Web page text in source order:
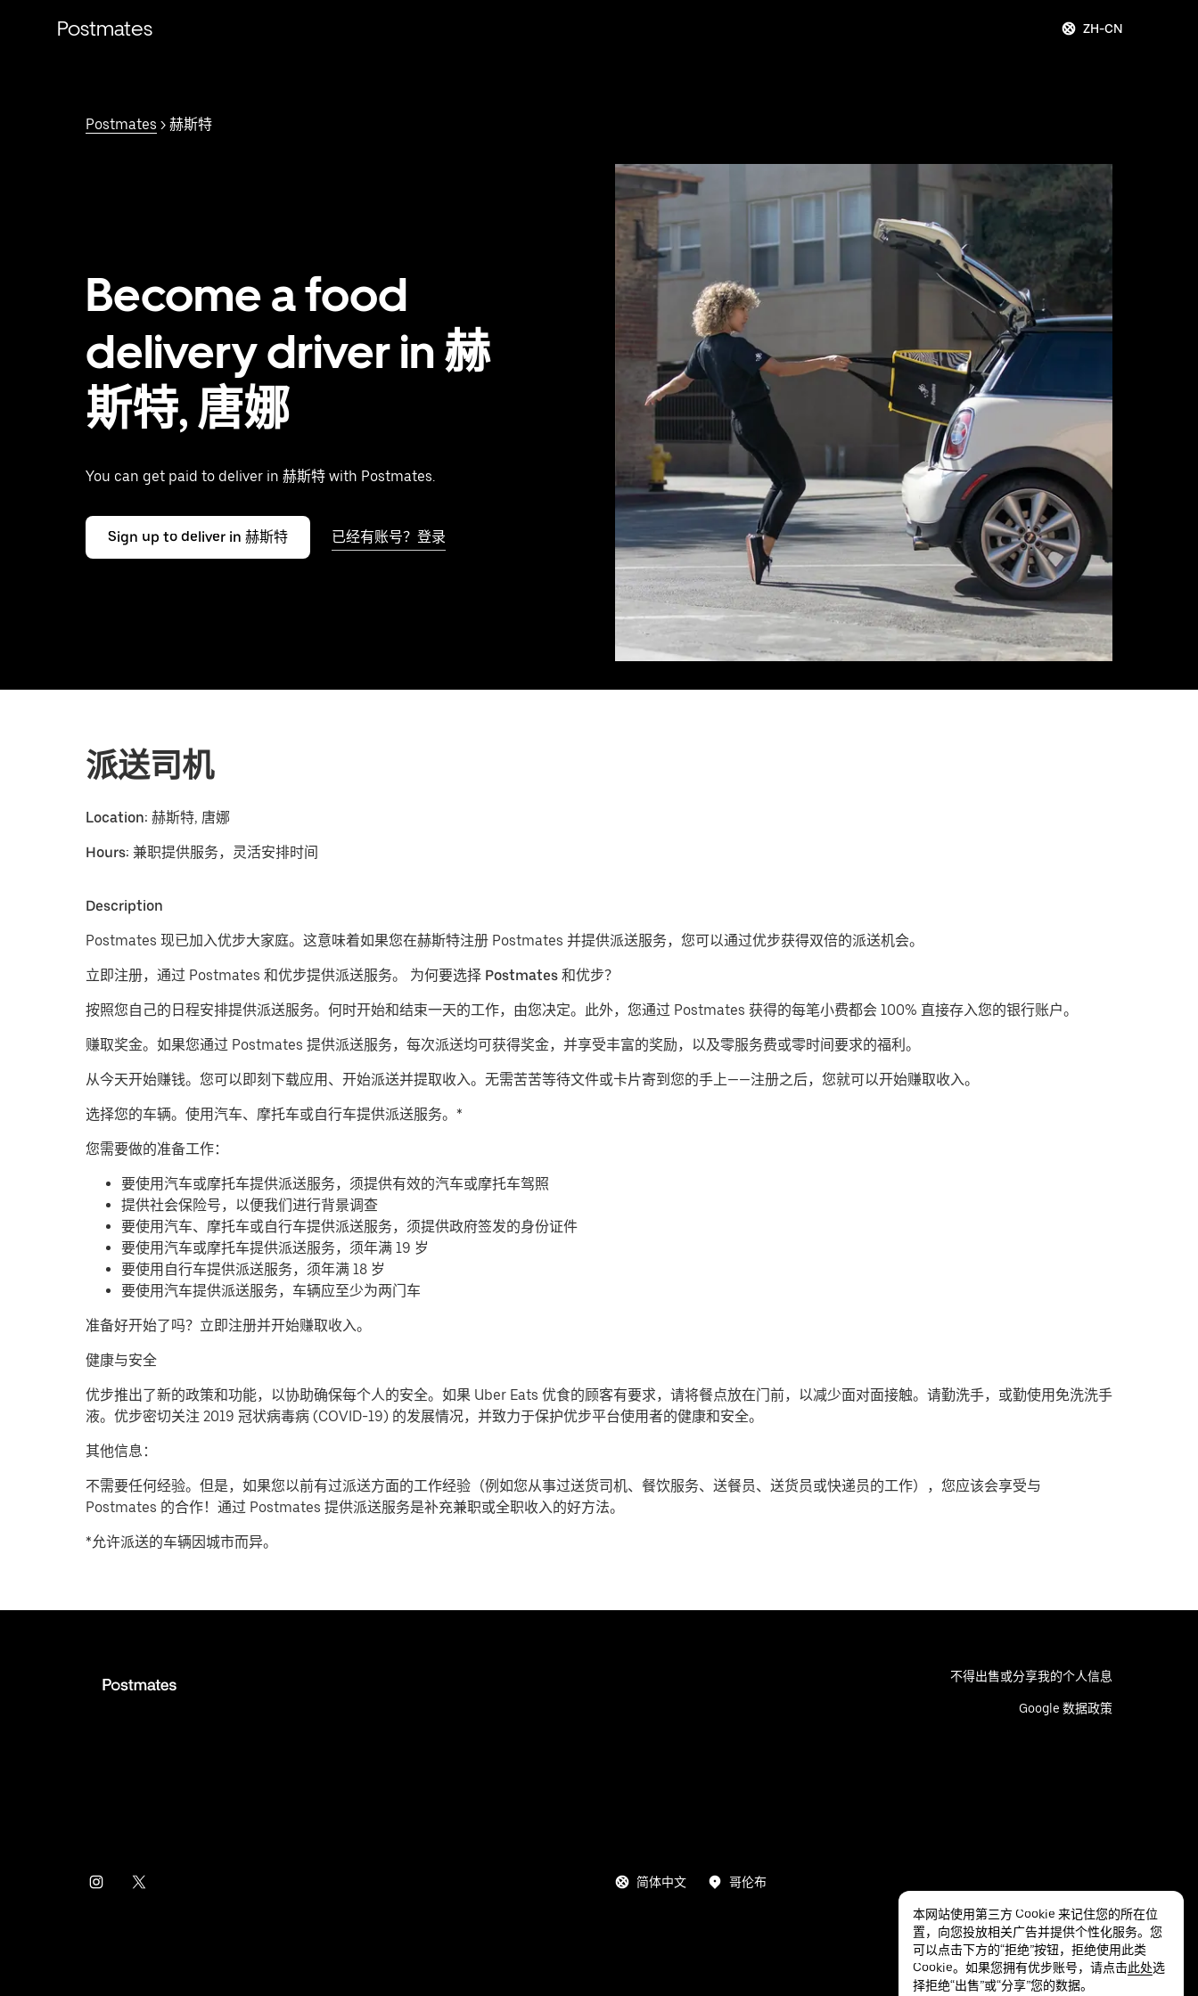
Postmates ZH-CN
Postmates > 赫斯特
Become a food
delivery driver in 赫
斯特, 唐娜
You can get paid to deliver in 赫斯特 with Postmates.
Sign up to deliver in 赫斯特 已经有账号？登录
派送司机
Location: 赫斯特, 唐娜
Hours: 兼职提供服务，灵活安排时间
Description
Postmates 现已加入优步大家庭。这意味着如果您在赫斯特注册 Postmates 并提供派送服务，您可以通过优步获得双倍的派送机会。
立即注册，通过 Postmates 和优步提供派送服务。 为何要选择 Postmates 和优步？
按照您自己的日程安排提供派送服务。 何时开始和结束一天的工作，由您决定。此外，您通过 Postmates 获得的每笔小费都会 100% 直接存入您的银行账户。
赚取奖金。 如果您通过 Postmates 提供派送服务，每次派送均可获得奖金，并享受丰富的奖励，以及零服务费或零时间要求的福利。
从今天开始赚钱。 您可以即刻下载应用、开始派送并提取收入。无需苦苦等待文件或卡片寄到您的手上——注册之后，您就可以开始赚取收入。
​选择您的车辆。使用汽车、摩托车或自行车提供派送服务。*
您需要做的准备工作：
要使用汽车或摩托车提供派送服务，须提供有效的汽车或摩托车驾照
提供社会保险号，以便我们进行背景调查
要使用汽车、摩托车或自行车提供派送服务，须提供政府签发的身份证件
要使用汽车或摩托车提供派送服务，须年满 19 岁
要使用自行车提供派送服务，须年满 18 岁
要使用汽车提供派送服务，车辆应至少为两门车
准备好开始了吗？立即注册并开始赚取收入。
健康与安全
优步推出了新的政策和功能，以协助确保每个人的安全。如果 Uber Eats 优食的顾客有要求，请将餐点放在门前，以减少面对面接触。请勤洗手，或勤使用免洗洗手
液。优步密切关注 2019 冠状病毒病 (COVID-19) 的发展情况，并致力于保护优步平台使用者的健康和安全。
其他信息：
不需要任何经验。但是，如果您以前有过派送方面的工作经验（例如您从事过送货司机、餐饮服务、送餐员、送货员或快递员的工作），您应该会享受与
Postmates 的合作！通过 Postmates 提供派送服务是补充兼职或全职收入的好方法。
*允许派送的车辆因城市而异。
不得出售或分享我的个人信息
Google 数据政策
简体中文 哥伦布
隐私 无障碍服务
本网站使用第三方 Cookie 来记住您的所在位
置，向您投放相关广告并提供个性化服务。您
可以点击下方的“拒绝”按钮，拒绝使用此类
Cookie。如果您拥有优步账号，请点击此处选
择拒绝“出售”或“分享”您的数据。